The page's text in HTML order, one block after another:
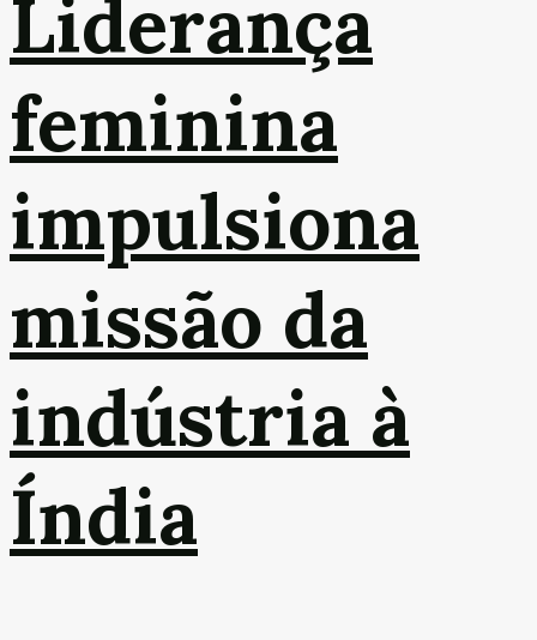
Liderança
feminina
impulsiona
missão da
indústria à
Índia